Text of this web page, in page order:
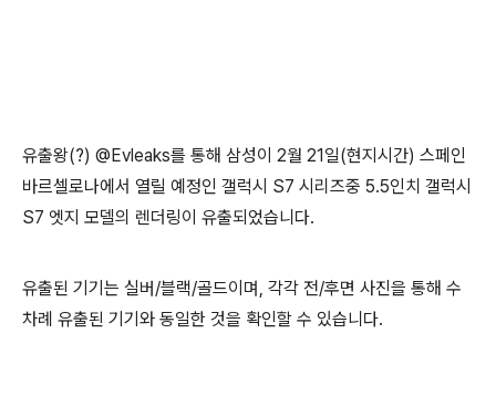
유출왕(?) @Evleaks를 통해 삼성이 2월 21일(현지시간) 스페인
바르셀로나에서 열릴 예정인 갤럭시 S7 시리즈중 5.5인치 갤럭시
S7 엣지 모델의 렌더링이 유출되었습니다.
유출된 기기는 실버/블랙/골드이며, 각각 전/후면 사진을 통해 수
차례 유출된 기기와 동일한 것을 확인할 수 있습니다.